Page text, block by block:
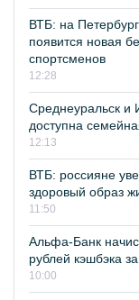
ВТБ: на
появится новая
спортсменов
12:28
Среднеуральск и
доступна
12:13
ВТБ: россияне
здоровый образ
11:50
Альфа-Банк
рублей кэшбэка
10:00